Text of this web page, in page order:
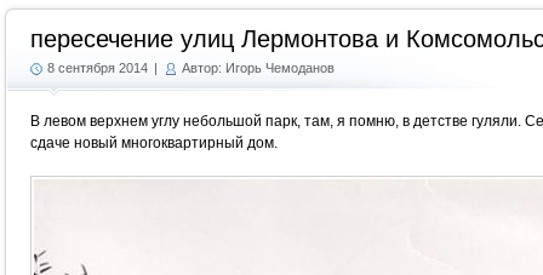
пересечение улиц Лермонтова и
8 сентября 2014 | Автор: Игорь Чемоданов
В левом верхнем углу небольшой парк, там, я помню, в детстве гуляли.
сдаче новый многоквартирный дом.